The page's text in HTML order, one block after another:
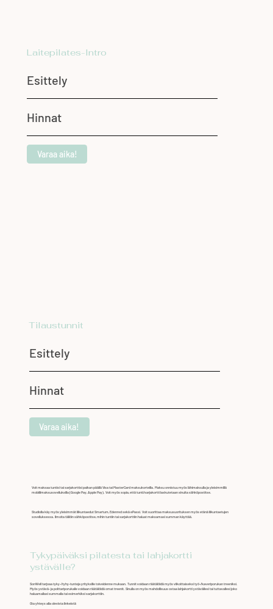
Laitepilates-Intro
Esittely
Hinnat
Varaa aika!
Tilaustunnit
Esittely
Hinnat
Varaa aika!
Voit maksaa tuntisi tai sarjakorttisi paikan päällä Visa tai MasterCard maksukorteilla. Maksu onnistuu myös lähimaksulla ja yleisimmillä
mobiilimaksusovelluksilla (Google Pay, Apple Pay). Voit myös sopia, että tunti/sarjakortti laskutetaan sinulta sähköpostitse.
Studiolla käy myös yleisimmät liikuntaedut Smartum, Edenred sekä ePassi. Voit suorittaa maksusuorituksen myös etänä liikuntaetujen
sovelluksessa. Ilmoita tällöin sähköpostitse, mihin tuntiin tai sarjakorttiin haluat maksamasi summan käyttää.
SonWell tarjoaa tyky-/tyhy-tunteja yrityksille toiveidenne mukaan. Tunnit voidaan räätälöidä myös viikoittaiseksi työ-/kaveriporukan treeniksi.
Myös ystävä- ja polttariporukalle voidaan räätälöidä omat treenit. Sinulla on myös mahdollisuus ostaa lahjakortti ystävällesi tai tuttavallesi joko
haluamallasi summalla tai esimerkiksi sarjakorttiin.
Ota yhteys alla olevista linkeistä
Tykypäiväksi pilatesta tai lahjakortti
ystävälle?